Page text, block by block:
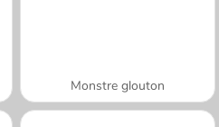
Monstre glouton